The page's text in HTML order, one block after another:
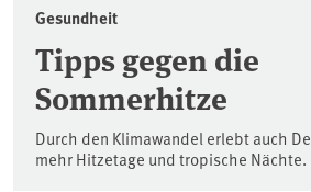
Gesundheit
Tipps gegen die
Sommerhitze
Durch den Klimawandel erlebt auch
mehr Hitzetage und tropische Nächte.